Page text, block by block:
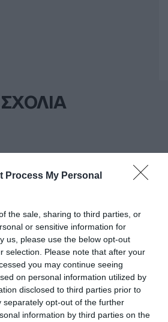
Process My Personal
the sale, sharing to third parties, or
or sensitive information for
us, please use the below opt-out
selection. Please note that after your
you may continue seeing
on personal information utilized by
disclosed to third parties prior to
separately opt-out of the further
information by third parties on the
ΣΧΟΛΙΑ